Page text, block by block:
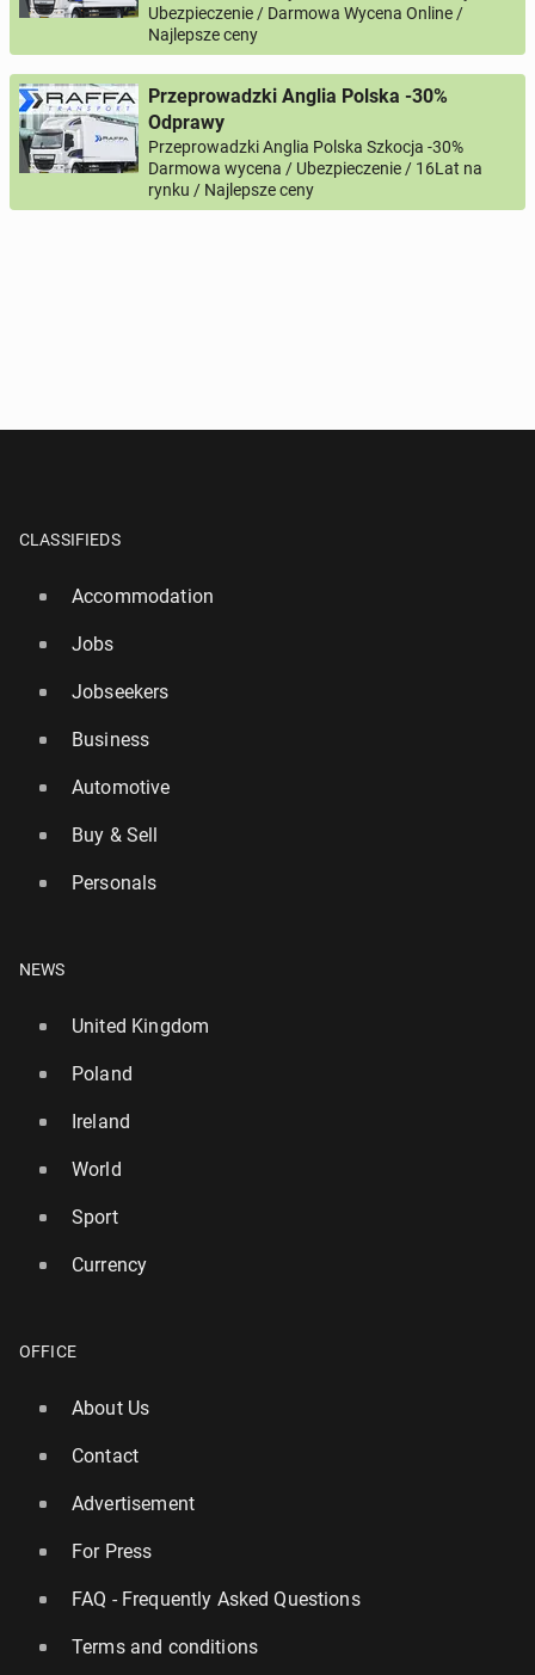
Ubezpieczenie / Darmowa Wycena Online /
Najlepsze ceny
Przeprowadzki Anglia Polska -30%
Odprawy
Przeprowadzki Anglia Polska Szkocja -30%
Darmowa wycena / Ubezpieczenie / 16Lat na
rynku / Najlepsze ceny
CLASSIFIEDS
Accommodation
Jobs
Jobseekers
Business
Automotive
Buy & Sell
Personals
NEWS
United Kingdom
Poland
Ireland
World
Sport
Currency
OFFICE
About Us
Contact
Advertisement
For Press
FAQ - Frequently Asked Questions
Terms and conditions